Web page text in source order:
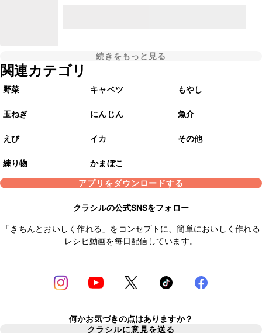
続きをもっと見る
関連カテゴリ
野菜 キャベツ もやし
玉ねぎ にんじん 魚介
えび イカ その他
練り物
かまぼこ
アプリをダウンロードする
クラシルの公式SNSをフォロー
「きちんとおいしく作れる」をコンセプトに、簡単においしく作れる
レシピ動画を毎日配信しています。
何かお気づきの点はありますか？
クラシルに意見を送る